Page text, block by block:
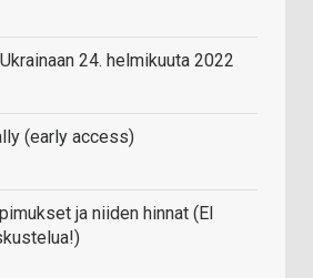
24. helmikuuta 2022
(early access)
ja niiden hinnat (EI